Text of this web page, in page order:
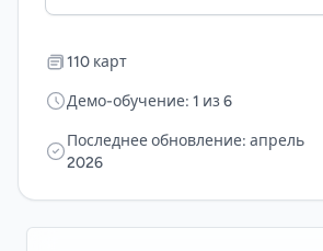
110 карт
Демо-обучение: 1 из 6
Последнее обновление: апрель
2026